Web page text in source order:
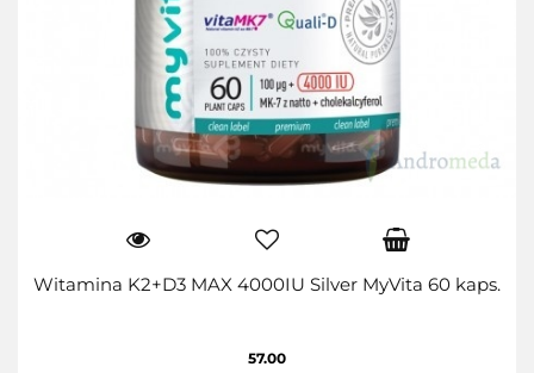
Witamina K2+D3 MAX 4000IU Silver MyVita 60 kaps.
57.00